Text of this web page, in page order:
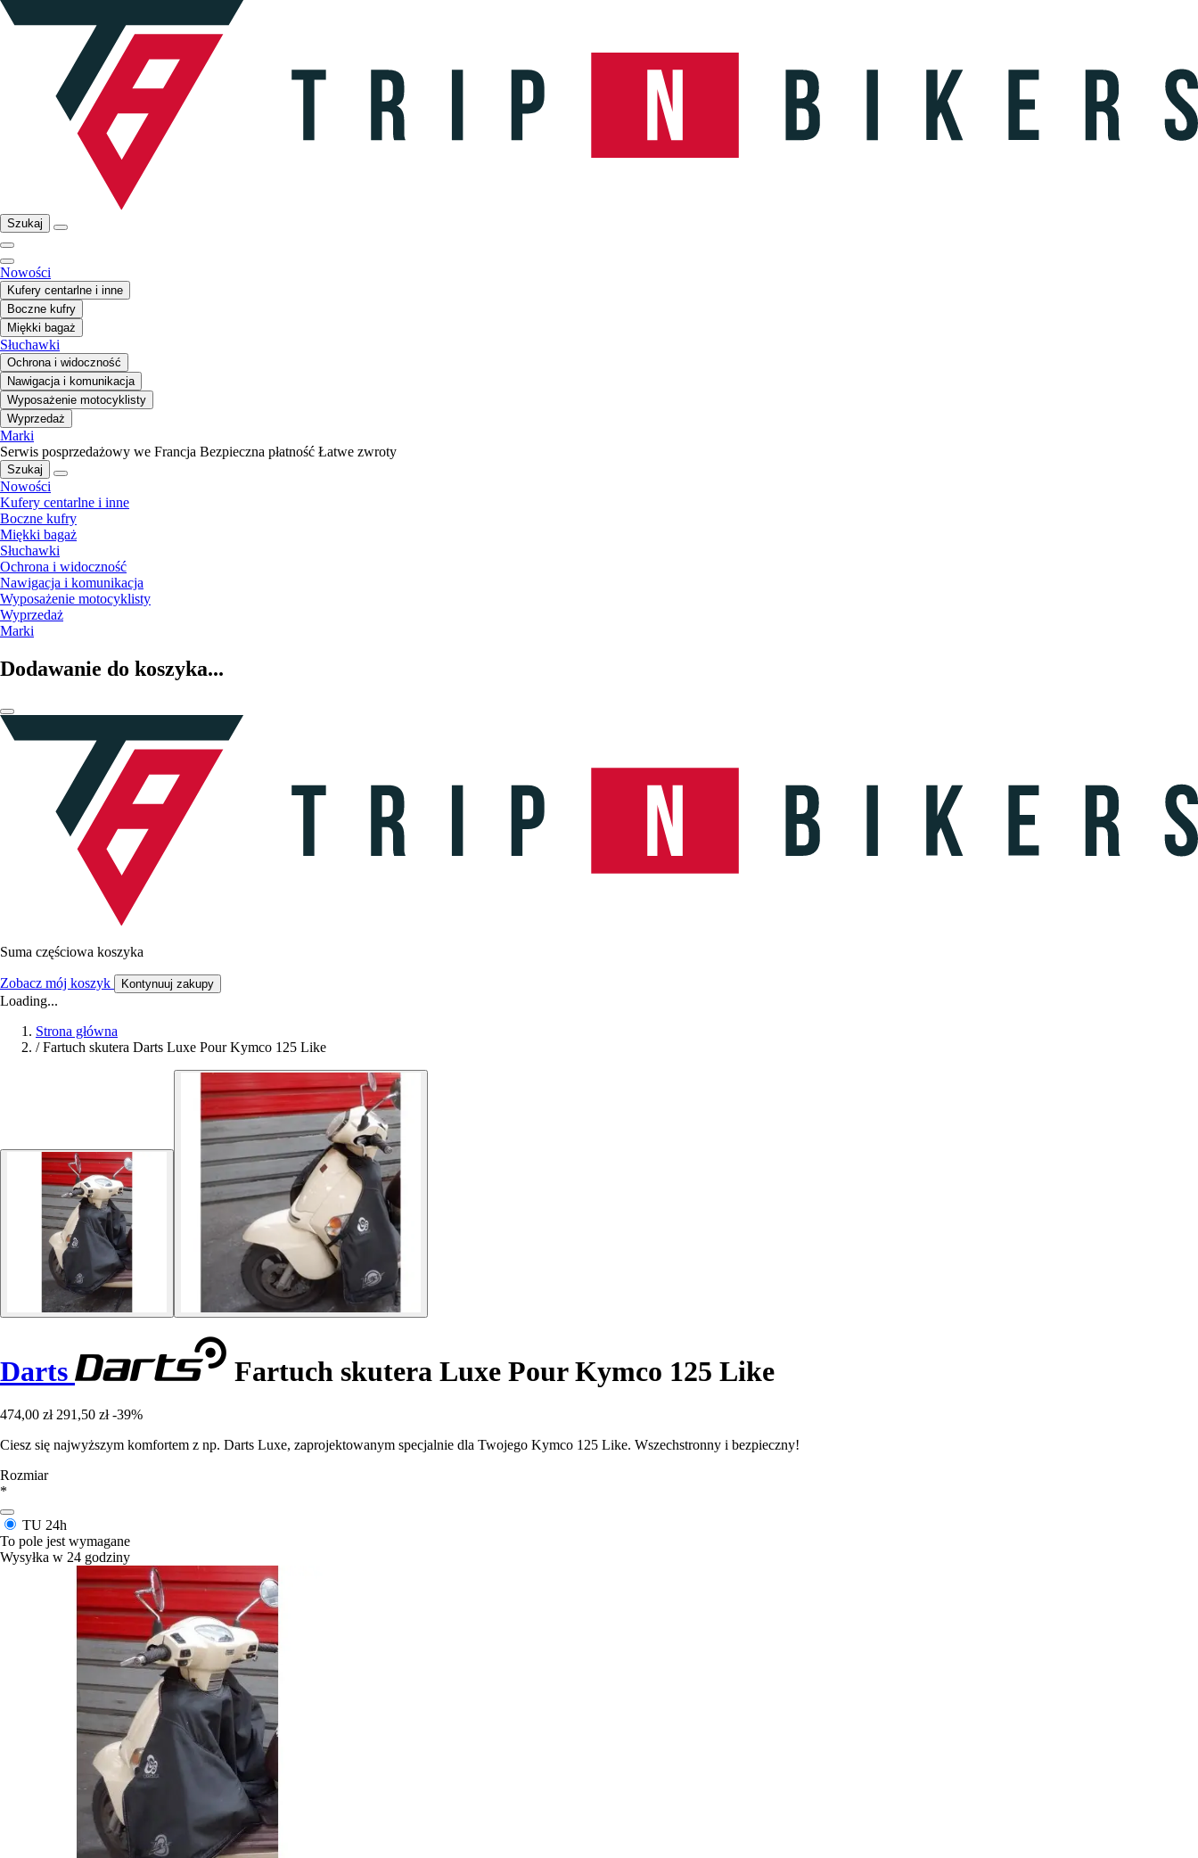
Szukaj
Nowości
Kufery centarlne i inne
Boczne kufry
Miękki bagaż
Słuchawki
Ochrona i widoczność
Nawigacja i komunikacja
Wyposażenie motocyklisty
Wyprzedaż
Marki
Serwis posprzedażowy we Francja Bezpieczna płatność Łatwe zwroty
Szukaj
Nowości
Kufery centarlne i inne
Boczne kufry
Miękki bagaż
Słuchawki
Ochrona i widoczność
Nawigacja i komunikacja
Wyposażenie motocyklisty
Wyprzedaż
Marki
Dodawanie do koszyka...
Suma częściowa koszyka
Zobacz mój koszyk Kontynuuj zakupy
Loading...
Strona główna
/ Fartuch skutera Darts Luxe Pour Kymco 125 Like
Darts Fartuch skutera Luxe Pour Kymco 125 Like
474,00 zł 291,50 zł -39%
Ciesz się najwyższym komfortem z np. Darts Luxe, zaprojektowanym specjalnie dla Twojego Kymco 125 Like. Wszechstronny i bezpieczny!
Rozmiar
*
TU 24h
To pole jest wymagane
Wysyłka w 24 godziny